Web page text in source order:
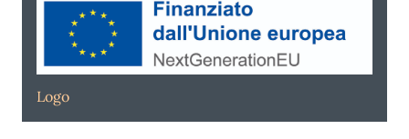
Logo